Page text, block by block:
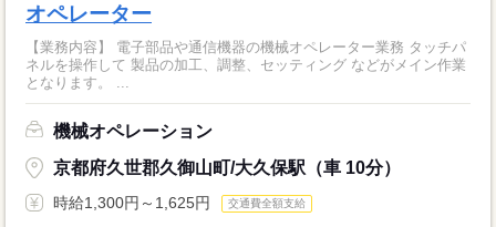
オペレーター
【業務内容】 電子部品や通信機器の機械オペレーター業務 タッチパ
ネルを操作して 製品の加工、調整、セッティング などがメイン作業
となります。 ...
機械オペレーション
京都府久世郡久御山町/大久保駅（車 10分）
時給1,300円～1,625円 交通費全額支給